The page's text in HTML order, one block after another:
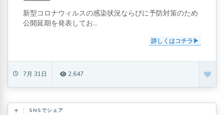
新型コロナウィルスの感染状況ならびに予防対策のため
公開延期を発表してお...
詳しくはコチラ
7月 31日 2,647
SNSでシェア